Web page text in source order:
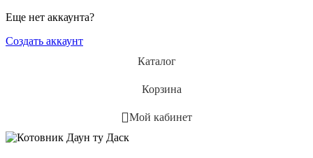
Еще нет аккаунта?
Создать аккаунт
Каталог
Корзина
Мой кабинет